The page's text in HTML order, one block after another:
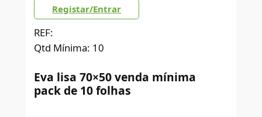
Registar/Entrar
REF:
Qtd Mínima: 10
Eva lisa 70×50 venda mínima
pack de 10 folhas